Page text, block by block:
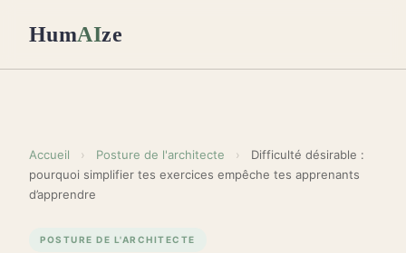
HumAIze
Accueil › Posture de l'architecte ›
Difficulté désirable :
pourquoi simplifier tes exercices empêche tes apprenants
d’apprendre
POSTURE DE L'ARCHITECTE